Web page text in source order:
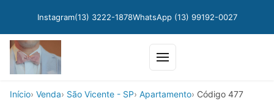
Instagram(13) 3222-1878WhatsApp (13) 99192-0027
Abrir menu
Início Venda São Vicente - SP Apartamento Código 477